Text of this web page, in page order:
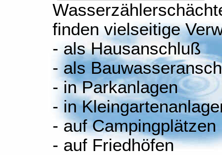
finden vielseitige
- als Hausanschluß
- als
- in Parkanlagen
- in
- auf Campingplätzen
- auf Friedhöfen